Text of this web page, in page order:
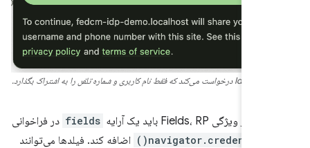
fields در فراخوانی
اضافه کند. فیلدها می‌توانند